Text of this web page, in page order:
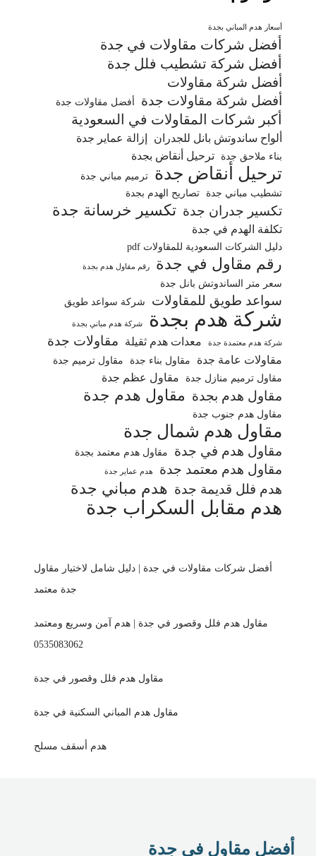
أسعار هدم المباني بجدة
أفضل شركات مقاولات في جدة
أفضل شركة تشطيب فلل جدة
أفضل شركة مقاولات
أفضل شركة مقاولات جدة
أفضل مقاولات جدة
أكبر شركات المقاولات في السعودية
ألواح ساندوتش بانل للجدران إزالة عماير جدة
بناء ملاحق جدة ترحيل أنقاض بجدة
ترحيل أنقاض جدة
ترميم مباني جدة
تشطيب مباني جدة
تصاريح الهدم بجدة
تكسير جدران جدة تكسير خرسانة جدة
تكلفة الهدم في جدة
دليل الشركات السعودية للمقاولات pdf
رقم مقاول في جدة رقم مقاول هدم بجدة
سعر متر الساندوتش بانل جدة
سواعد طويق للمقاولات شركة سواعد طويق
شركة هدم بجدة شركة هدم مباني بجدة
شركة هدم معتمدة جدة معدات هدم ثقيلة مقاولات جدة
مقاولات عامة جدة مقاول بناء جدة
مقاول ترميم جدة
مقاول ترميم منازل جدة
مقاول عظم جدة
مقاول هدم بجدة مقاول هدم جدة
مقاول هدم جنوب جدة
مقاول هدم شمال جدة
مقاول هدم في جدة مقاول هدم معتمد بجدة
مقاول هدم معتمد جدة هدم عماير جدة
هدم فلل قديمة جدة هدم مباني جدة
هدم مقابل السكراب جدة
أفضل شركات مقاولات في جدة | دليل شامل لاختيار مقاول
جدة معتمد
مقاول هدم فلل وقصور في جدة | هدم آمن وسريع ومعتمد
0535083062
مقاول هدم فلل وقصور في جدة
مقاول هدم المباني السكنية في جدة
هدم أسقف مسلح
أفضل مقاول في جدة